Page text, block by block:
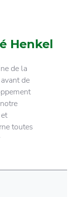
Henkel
de la
de
toutes